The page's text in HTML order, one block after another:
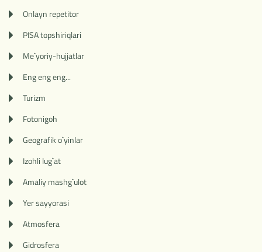
Onlayn repetitor
PISA topshiriqlari
Me`yoriy-hujjatlar
Eng eng eng...
Turizm
Fotonigoh
Geografik o`yinlar
Izohli lug`at
Amaliy mashg`ulot
Yer sayyorasi
Atmosfera
Gidrosfera